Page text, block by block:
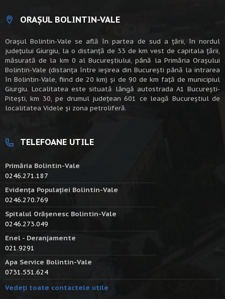
ORAȘUL BOLINTIN-VALE
Oraşul Bolintin-Vale se află în partea de sud a ţării, în nordul
judeţului Giurgiu, la o distanţă de 33 de km vest de capitala țării,
măsurată de la km 0 al Bucureștiului, până la Primăria Orașului
Bolintin-Vale (distanța între ieșirea din București până la intrarea
în Bolintin-Vale, fiind de 20 km) şi de 90 de km faţă de municipiul
Giurgiu. Localitatea este situată lângă autostrada A1 Bucureşti-
Piteşti, km 30, pe drumul judeţean 601 ce leagă Bucureştiul de
localitatea Videle şi zona petroliferă.
TELEFOANE UTILE
Primăria Bolintin-Vale
0246.271.187
Evidența Populației Bolintin-Vale
0246.270.769
Spitalul Orășenesc Bolintin-Vale
0246.273.049
Enel - Deranjamente
021.9291
Apa Service Bolintin-Vale
0731.551.624
Vedeți toate contactele utile